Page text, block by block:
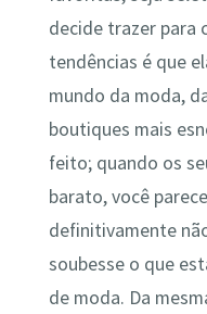
decide trazer para
tendências é que
mundo da moda,
boutiques mais
feito; quando os
barato, você
definitivamente
soubesse o que
de moda. Da